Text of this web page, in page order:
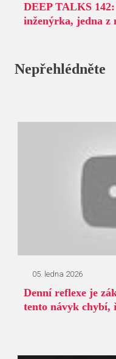
DEEP TALKS
inženýrka, jedna z
Nepřehlédněte
05. ledna 2026
Denní reflexe je
tento návyk